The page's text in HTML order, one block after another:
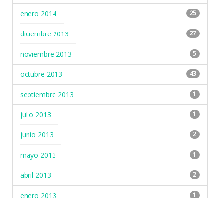
enero 2014 25
diciembre 2013 27
noviembre 2013 5
octubre 2013 43
septiembre 2013 1
julio 2013 1
junio 2013 2
mayo 2013 1
abril 2013 2
enero 2013 1